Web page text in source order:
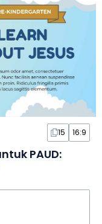
15 16:9
PAUD: